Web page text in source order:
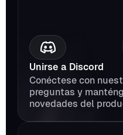
Unirse a Discord
Conéctese con
preguntas y
novedades del